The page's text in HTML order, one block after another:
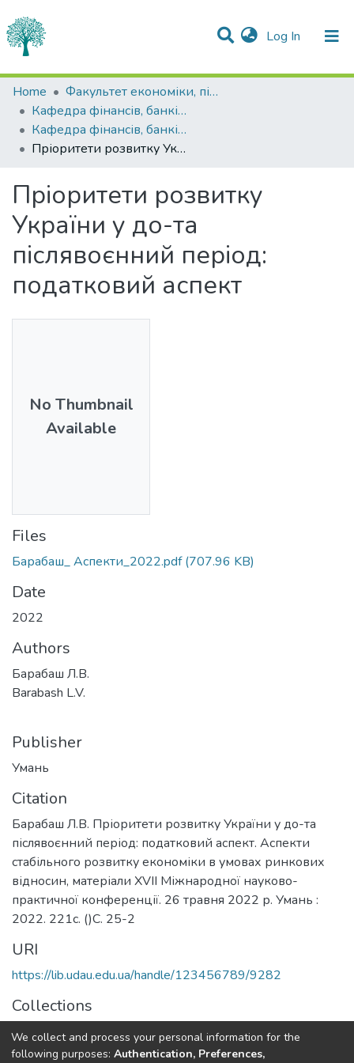
Log In (current)
Statistics
Communities & Collections
All of DSpace
Home
Факультет економіки, підприємництва та інформаційних технологій
Кафедра фінансів, банківської справи та страхування
Кафедра фінансів, банківської справи та страхування
Пріоритети розвитку України у до-та післявоєнний період: податковий аспект
Пріоритети розвитку
України у до-та
післявоєнний період:
податковий аспект
No Thumbnail
Available
Files
Барабаш_ Аспекти_2022.pdf (707.96 KB)
Date
2022
Authors
Барабаш Л.В.
Barabash L.V.
Publisher
Умань
Citation
Барабаш Л.В. Пріоритети розвитку України у до-та
післявоєнний період: податковий аспект. Аспекти
стабільного розвитку економіки в умовах ринкових
відносин, матеріали ХVІІ Міжнародної науково-
практичної конференції. 26 травня 2022 р. Умань :
2022. 221с. ()С. 25-2
URI
https://lib.udau.edu.ua/handle/123456789/9282
Collections
Кафедра фінансів, банківської справи та страхування
We collect and process your personal information for the
following purposes: Authentication, Preferences,